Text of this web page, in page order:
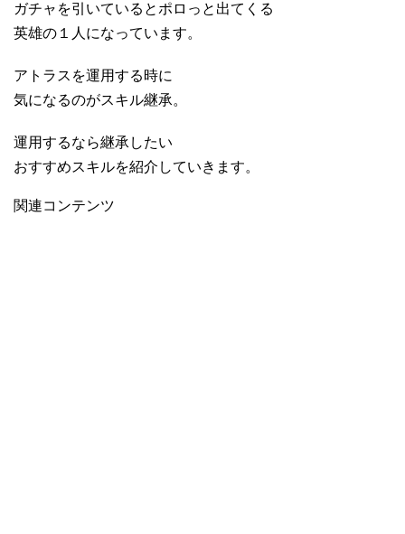
ガチャを引いているとポロっと出てくる
英雄の１人になっています。
アトラスを運用する時に
気になるのがスキル継承。
運用するなら継承したい
おすすめスキルを紹介していきます。
関連コンテンツ